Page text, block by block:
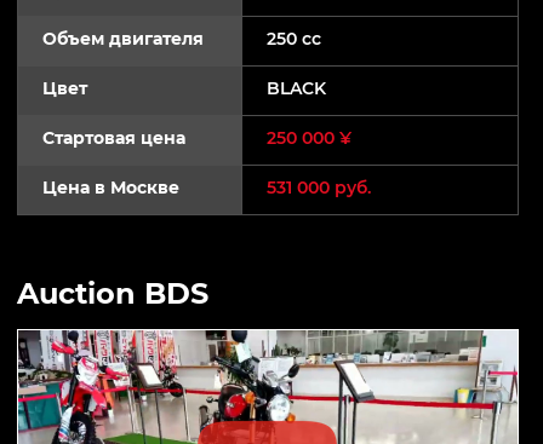
Объем двигателя 250 cc
Цвет BLACK
Стартовая цена 250 000 ¥
Цена в Москве 531 000 руб.
Auction BDS